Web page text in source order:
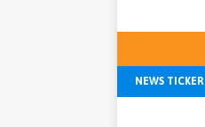
NEWS TICKER